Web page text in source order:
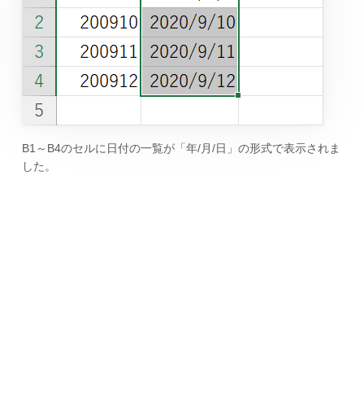
B1～B4のセルに日付の一覧が「年/月/日」の形式で表示されま
した。